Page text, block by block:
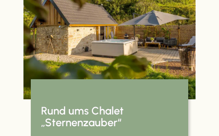
Rund ums Chalet
„Sternenzauber“